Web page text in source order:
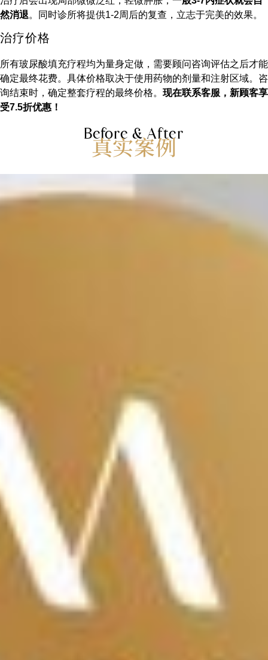
然消退。同时诊所将提供1-2周后的复查，立志于完美的效果。
治疗价格
所有玻尿酸填充疗程均为量身定做，需要顾问咨询评估之后才能
确定最终花费。具体价格取决于使用药物的剂量和注射区域。咨
询结束时，确定整套疗程的最终价格。 现在联系客服，新顾客享
受7.5折优惠！
Before & After
真实案例